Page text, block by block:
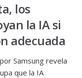
los
la IA si
adecuada
Samsung revela
que la IA